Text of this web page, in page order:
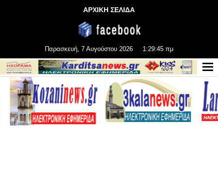
ΑΡΧΙΚΗ ΣΕΛΙΔΑ
Παρασκευή, 7 Αυγούστου 2026 1:29:46 πμ